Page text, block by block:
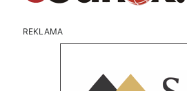
REKLAMA